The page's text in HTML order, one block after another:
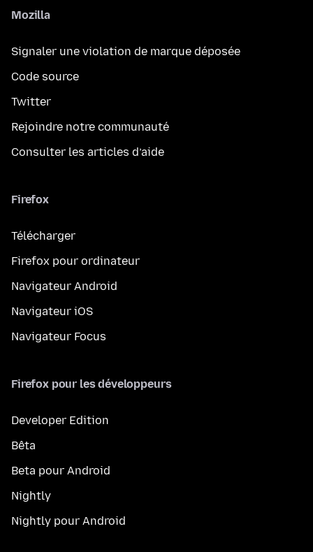
Mozilla
Signaler une violation de marque déposée
Code source
Twitter
Rejoindre notre communauté
Consulter les articles d’aide
Firefox
Télécharger
Firefox pour ordinateur
Navigateur Android
Navigateur iOS
Navigateur Focus
Firefox pour les développeurs
Developer Edition
Bêta
Beta pour Android
Nightly
Nightly pour Android